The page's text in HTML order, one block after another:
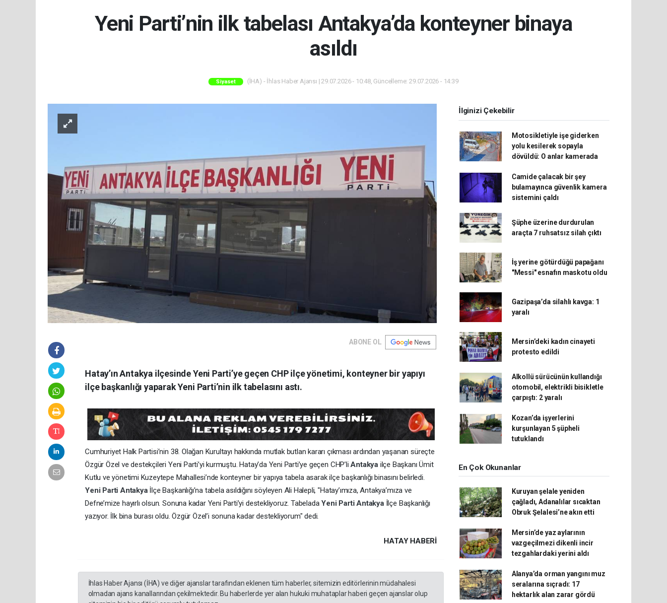
Yeni Parti’nin ilk tabelası Antakya’da konteyner binaya
asıldı
Siyaset (İHA) - İhlas Haber Ajansı | 29.07.2026 - 10:48, Güncelleme: 29.07.2026 - 14:39
ABONE OL
Hatay’ın Antakya ilçesinde Yeni Parti’ye geçen CHP ilçe yönetimi, konteyner bir yapıyı
ilçe başkanlığı yaparak Yeni Parti’nin ilk tabelasını astı.
Cumhuriyet Halk Partisi’nin 38. Olağan Kurultayı hakkında mutlak butlan kararı çıkması ardından yaşanan süreçte
Özgür Özel ve destekçileri Yeni Parti’yi kurmuştu. Hatay’da Yeni Parti’ye geçen CHP’liAntakya ilçe Başkanı Ümit
Kutlu ve yönetimi Kuzeytepe Mahallesi’nde konteyner bir yapıya tabela asarak ilçe başkanlığı binasını belirledi.
Yeni Parti Antakya İlçe Başkanlığı’na tabela asıldığını söyleyen Ali Halepli, "Hatay’ımıza, Antakya’mıza ve
Defne’mize hayırlı olsun. Sonuna kadar Yeni Parti’yi destekliyoruz. TabeladaYeni PartiAntakya İlçe Başkanlığı
yazıyor. İlk bina burası oldu. Özgür Özel’i sonuna kadar destekliyorum" dedi.
HATAY HABERİ
İhlas Haber Ajansı (İHA) ve diğer ajanslar tarafından eklenen tüm haberler, sitemizin editörlerinin müdahalesi
olmadan ajans kanallarından çekilmektedir. Bu haberlerde yer alan hukuki muhataplar haberi geçen ajanslar olup
İlginizi Çekebilir
Motosikletiyle işe giderken
yolu kesilerek sopayla
dövüldü: O anlar kamerada
Camide çalacak bir şey
bulamayınca güvenlik kamera
sistemini çaldı
Şüphe üzerine durdurulan
araçta 7 ruhsatsız silah çıktı
İş yerine götürdüğü papağanı
"Messi" esnafın maskotu oldu
Gazipaşa’da silahlı kavga: 1
yaralı
Mersin’deki kadın cinayeti
protesto edildi
Alkollü sürücünün kullandığı
otomobil, elektrikli bisikletle
çarpıştı: 2 yaralı
Kozan’da işyerlerini
kurşunlayan 5 şüpheli
tutuklandı
En Çok Okunanlar
Kuruyan şelale yeniden
çağladı, Adanalılar sıcaktan
Obruk Şelalesi’ne akın etti
Mersin’de yaz aylarının
vazgeçilmezi dikenli incir
tezgahlardaki yerini aldı
Alanya’da orman yangını muz
seralarına sıçradı: 17
hektarlık alan zarar gördü